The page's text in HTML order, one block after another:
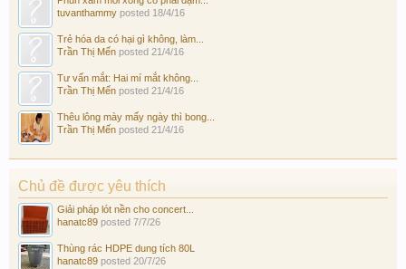
tuvanthammy posted 18/4/16
Trẻ hóa da có hại gì không, làm...
Trần Thị Mến posted 21/4/16
Tư vấn mắt: Hai mí mắt không...
Trần Thị Mến posted 21/4/16
Thêu lông mày mấy ngày thì bong...
Trần Thị Mến posted 21/4/16
Chủ đề được yêu thích
Giải pháp lót nền cho concert...
hanatc89 posted 7/7/26
Thùng rác HDPE dung tích 80L
hanatc89 posted 20/7/26